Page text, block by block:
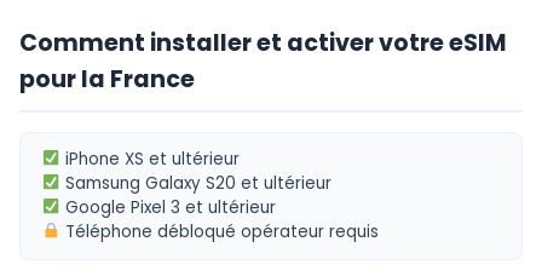
Comment installer et activer votre eSIM
pour la France
iPhone XS et ultérieur
Samsung Galaxy S20 et ultérieur
Google Pixel 3 et ultérieur
Téléphonedébloqué opérateur requis